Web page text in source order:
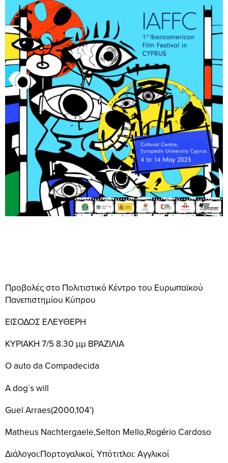
Προβολές στο Πολιτιστικό Κέντρο του Ευρωπαϊκού
Πανεπιστημίου Κύπρου
ΕΙΣΟΔΟΣ ΕΛΕΥΘΕΡΗ
ΚΥΡΙΑΚΗ 7/5 8.30 μμ ΒΡΑΖΙΛΙΑ
O auto da Compadecida
A dog´s will
Guel Arraes(2000,104’)
Matheus Nachtergaele,Selton Mello,Rogério Cardoso
Διάλογοι:Πορτογαλικοί, Υπότιτλοι: Αγγλικοί